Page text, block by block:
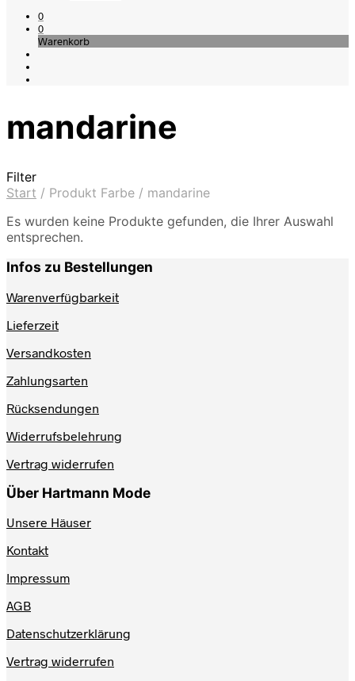
0
0
Warenkorb
mandarine
Filter
Start / Produkt Farbe / mandarine
Es wurden keine Produkte gefunden, die Ihrer Auswahl
entsprechen.
Infos zu Bestellungen
Warenverfügbarkeit
Lieferzeit
Versandkosten
Zahlungsarten
Rücksendungen
Widerrufsbelehrung
Vertrag widerrufen
Über Hartmann Mode
Unsere Häuser
Kontakt
Impressum
AGB
Datenschutzerklärung
Vertrag widerrufen